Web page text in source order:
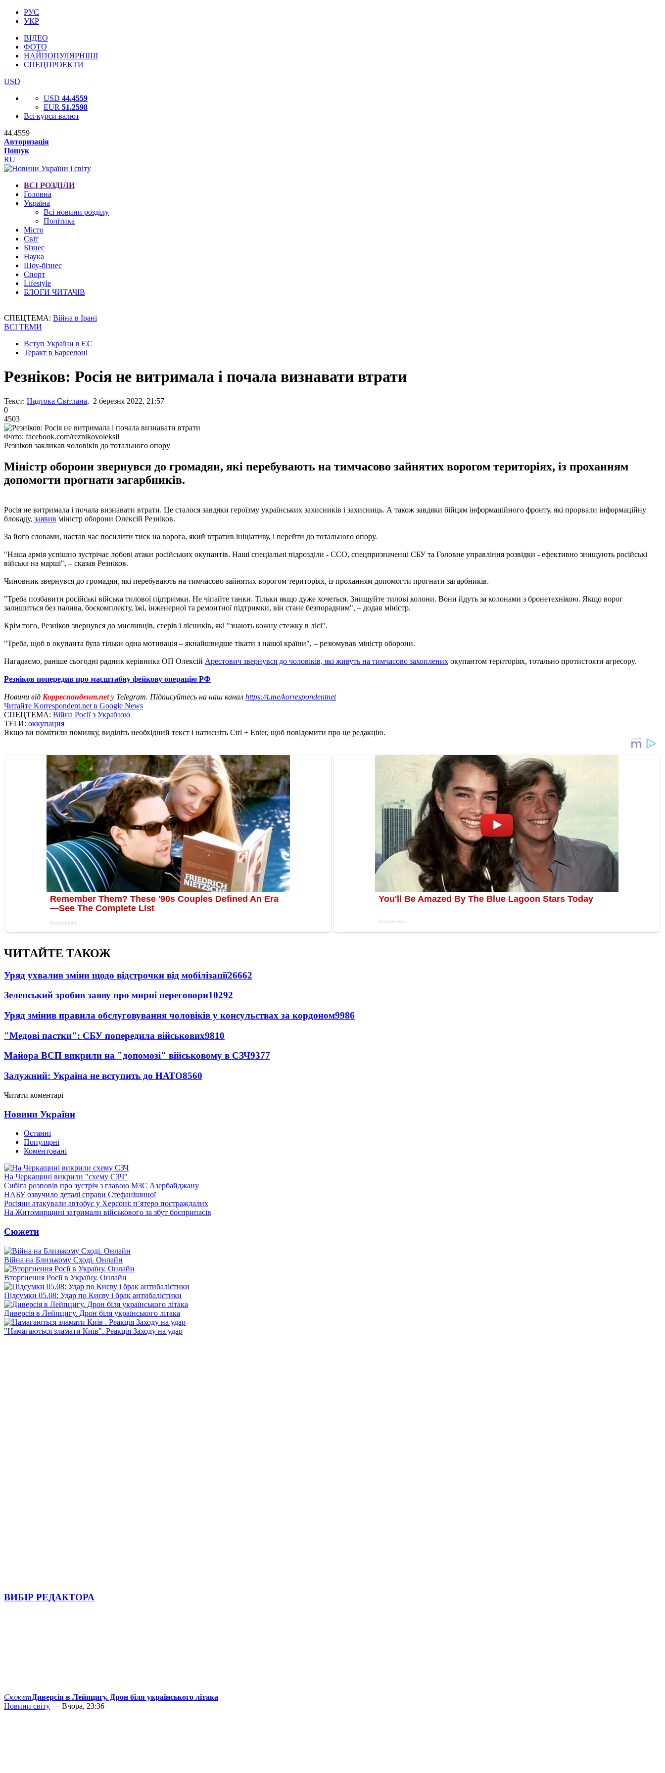
РУС
УКР
ВІДЕО
ФОТО
НАЙПОПУЛЯРНІШІ
СПЕЦПРОЕКТИ
USD
USD 44.4559
EUR 51.2598
Всі курси валют
44.4559
Авторизація
Пошук
RU
ВСІ РОЗДІЛИ
Головна
Україна
Всі новини розділу
Політика
Місто
Світ
Бізнес
Наука
Шоу-бізнес
Спорт
Lifestyle
БЛОГИ ЧИТАЧІВ
СПЕЦТЕМА: Війна в Ірані
ВСІ ТЕМИ
Вступ України в ЄС
Теракт в Барселоні
Резніков: Росія не витримала і почала визнавати втрати
Текст: Надтока Світлана, 2 березня 2022, 21:57
0
4503
Фото: facebook.com/reznikovoleksii
Резніков закликав чоловіків до тотального опору
Міністр оборони звернувся до громадян, які перебувають на тимчасово зайнятих ворогом територіях, із проханням
допомогти прогнати загарбників.
Росія не витримала і почала визнавати втрати. Це сталося завдяки героїзму українських захисників і захисниць. А також завдяки бійцям інформаційного фронту, які прорвали інформаційну
блокаду, заявив міністр оборони Олексій Резніков.
За його словами, настав час посилити тиск на ворога, який втратив ініціативу, і перейти до тотального опору.
"Наша армія успішно зустрічає лобові атаки російських окупантів. Наші спеціальні підрозділи - ССО, спецпризначенці СБУ та Головне управління розвідки - ефективно знищують російські
війська на марші", – сказав Резніков.
Чиновник звернувся до громадян, які перебувають на тимчасово зайнятих ворогом територіях, із проханням допомогти прогнати загарбників.
"Треба позбавити російські війська тилової підтримки. Не чіпайте танки. Тільки якщо дуже хочеться. Знищуйте тилові колони. Вони йдуть за колонами з бронетехнікою. Якщо ворог
залишиться без палива, боєкомплекту, їжі, інженерної та ремонтної підтримки, він стане безпорадним", – додав міністр.
Крім того, Резніков звернувся до мисливців, єгерів і лісників, які "знають кожну стежку в лісі".
"Треба, щоб в окупанта була тільки одна мотивація – якнайшвидше тікати з нашої країни", – резюмував міністр оборони.
Нагадаємо, раніше сьогодні радник керівника ОП Олексій Арестович звернувся до чоловіків, які живуть на тимчасово захоплених окупантом територіях, тотально протистояти агресору.
Резніков попередив про масштабну фейкову операцію РФ
Новини від Корреспондент.netу Telegram. Підписуйтесь на наш канал https://t.me/korrespondentnet
Читайте Korrespondent.net в Google News
СПЕЦТЕМА: Війна Росії з Україною
ТЕГИ: оккупация
Якщо ви помітили помилку, виділіть необхідний текст і натисніть Ctrl + Enter, щоб повідомити про це редакцію.
ЧИТАЙТЕ ТАКОЖ
Уряд ухвалив зміни щодо відстрочки від мобілізації26662
Зеленський зробив заяву про мирні переговори10292
Уряд змінив правила обслуговування чоловіків у консульствах за кордоном9986
"Медові пастки": СБУ попередила військових9810
Майора ВСП викрили на "допомозі" військовому в СЗЧ9377
Залужний: Україна не вступить до НАТО8560
Читати коментарі
Новини України
Останні
Популярні
Коментовані
На Черкащині викрили "схему СЗЧ"
Сибіга розповів про зустріч з главою МЗС Азербайджану
НАБУ озвучило деталі справи Стефанішиної
Росіяни атакували автобус у Херсоні: п’ятеро постраждалих
На Житомирщині затримали військового за збут боєприпасів
Сюжети
Війна на Близькому Сході. Онлайн
Вторгнення Росії в Україну. Онлайн
Підсумки 05.08: Удар по Києву і брак антибалістики
Диверсія в Лейпцигу. Дрон біля українського літака
"Намагаються зламати Київ". Реакція Заходу на удар
ВИБІР РЕДАКТОРА
СюжетДиверсія в Лейпцигу. Дрон біля українського літака
Новини світу — Вчора, 23:36